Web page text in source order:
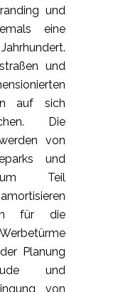
und
eine
und
auf sich
Die
von
und
Teil
für die
Planung
und
von